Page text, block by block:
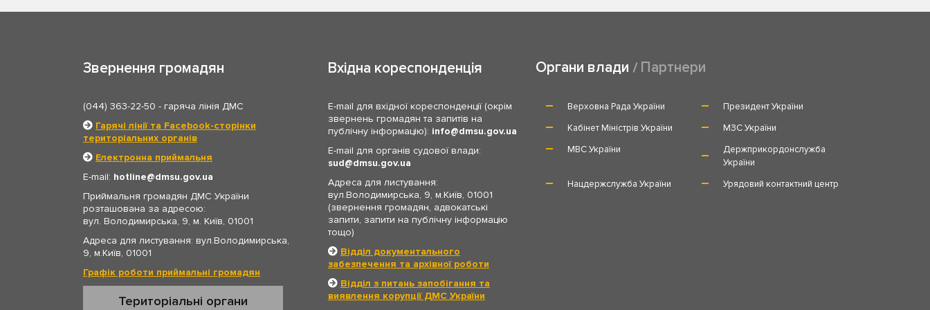
Звернення громадян
(044) 363-22-50 - гаряча лінія ДМС
Гарячі лінії та Facebook-сторінки
територіальних органів
Електронна приймальня
E-mail: hotline
dmsu.gov.ua
Приймальня громадян ДМС України
розташована за адресою:
вул. Володимирська, 9, м. Київ, 01001
Адреса для листування: вул.Володимирська,
9, м.Київ, 01001
Графік роботи приймальні громадян
Територіальні органи
Вхідна кореспонденція
E-mail для вхідної кореспонденції (окрім
звернень громадян та запитів на
публічну інформацію): info
dmsu.gov.ua
E-mail для органів судової влади:
sud
dmsu.gov.ua
Адреса для листування:
вул.Володимирська, 9, м.Київ, 01001
(звернення громадян, адвокатські
запити, запити на публічну інформацію
тощо)
Відділ документального
забезпечення та архівної роботи
Відділ з питань запобігання та
виявлення корупції ДМС України
Органи влади Партнери
Верховна Рада України
Президент України
Кабінет Міністрів України
МЗС України
МВС України
Держприкордонслужба
України
Нацдержслужба України
Урядовий контактний центр